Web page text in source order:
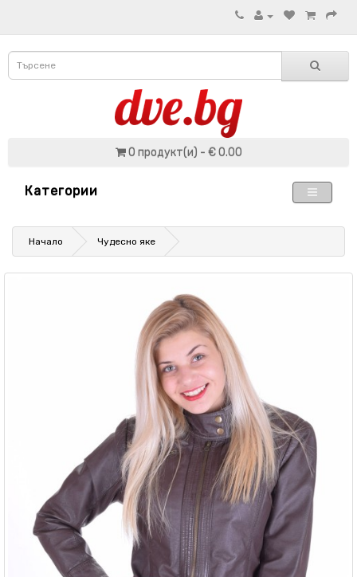
0 продукт(и) - € 0.00
Категории
Начало Чудесно яке